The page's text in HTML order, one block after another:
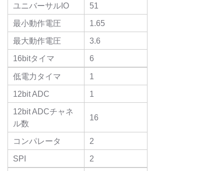
ユニバーサルIO
51
最小動作電圧
1.65
最大動作電圧
3.6
16bitタイマ
6
低電力タイマ
1
12bit ADC
1
12bit ADCチャネ
ル数
16
コンパレータ
2
SPI
2